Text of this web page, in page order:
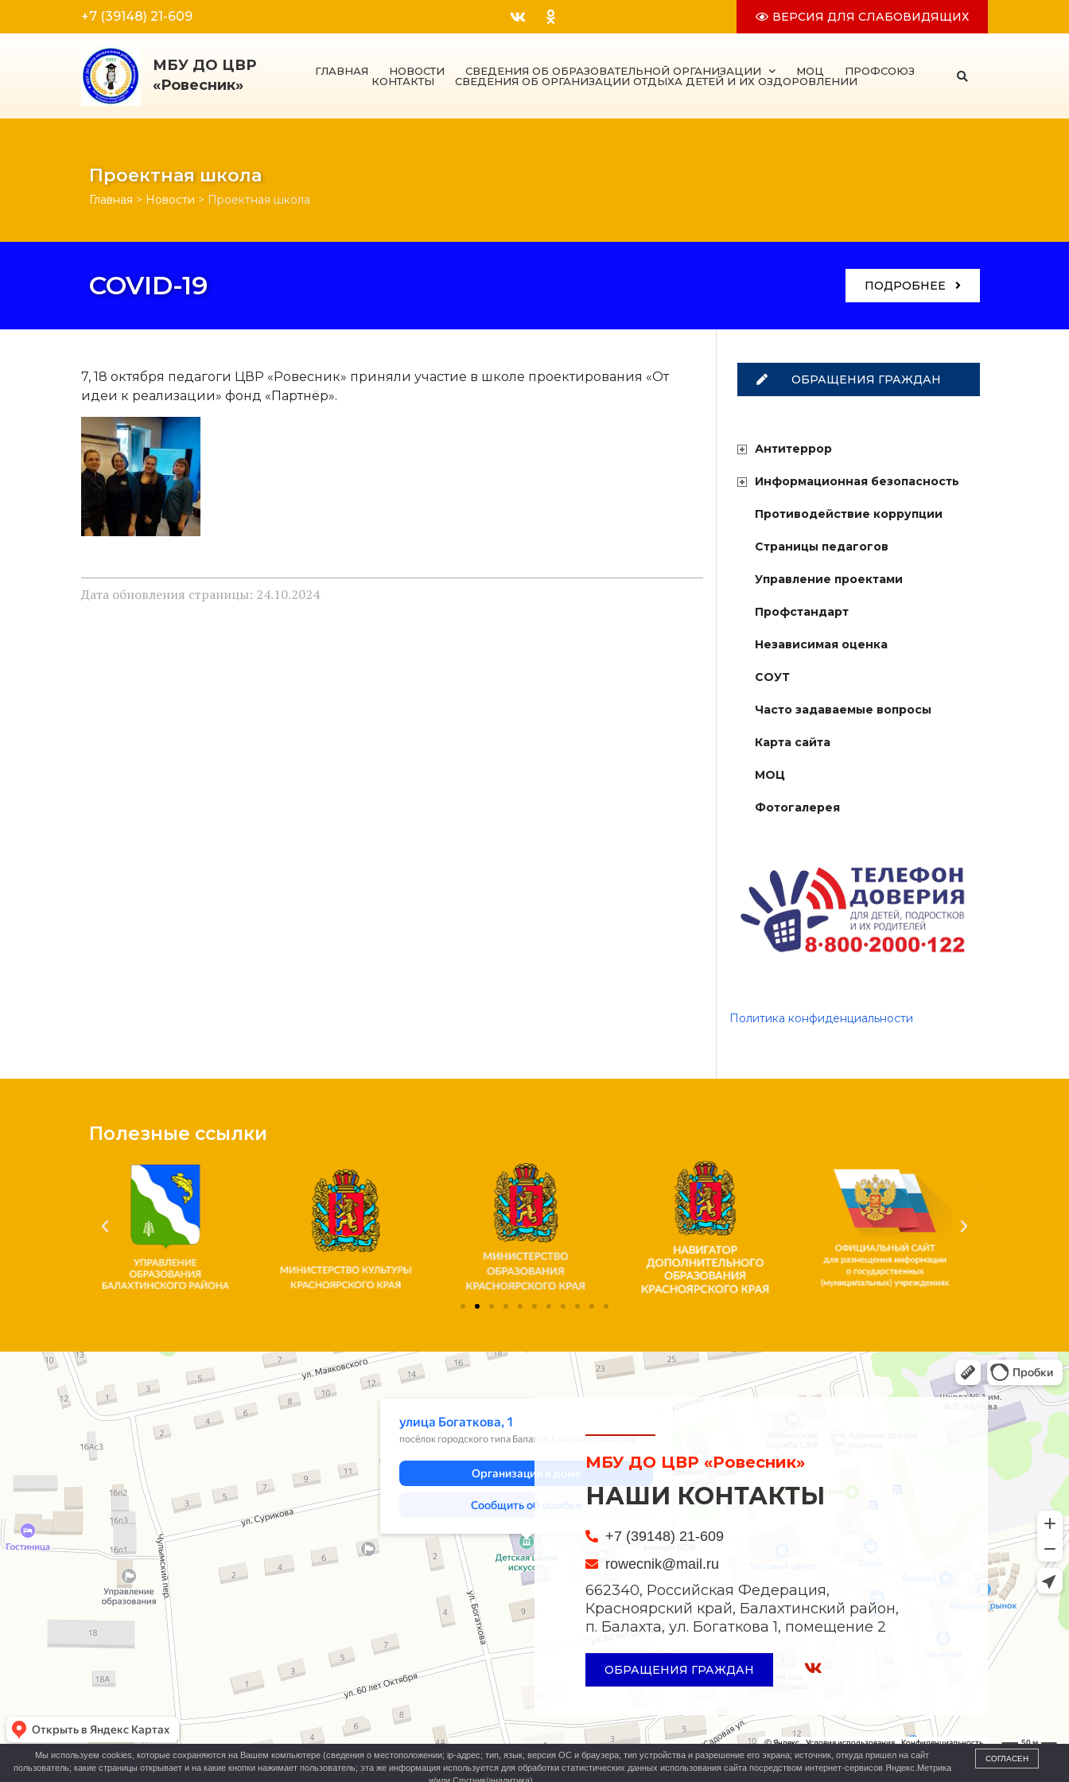
+7 (39148) 21-609 ВЕРСИЯ ДЛЯ СЛАБОВИДЯЩИХ
МБУ ДО ЦВР
«Ровесник»
ГЛАВНАЯ НОВОСТИ СВЕДЕНИЯ ОБ ОБРАЗОВАТЕЛЬНОЙ ОРГАНИЗАЦИИ МОЦ
ПРОФСОЮЗ
КОНТАКТЫ
СВЕДЕНИЯ ОБ ОРГАНИЗАЦИИ ОТДЫХА ДЕТЕЙ И ИХ ОЗДОРОВЛЕНИИ
Проектная школа
Главная > Новости > Проектная школа
COVID-19 ПОДРОБНЕЕ
7, 18 октября педагоги ЦВР «Ровесник» приняли участие в школе проектирования «От
идеи к реализации» фонд «Партнёр».
Дата обновления страницы: 24.10.2024
ОБРАЩЕНИЯ ГРАЖДАН
Антитеррор
Информационная безопасность
Противодействие коррупции
Страницы педагогов
Управление проектами
Профстандарт
Независимая оценка
СОУТ
Часто задаваемые вопросы
Карта сайта
МОЦ
Фотогалерея
Политика конфиденциальности
Полезные ссылки
Красноярский край
Улица Богаткова, 1 на карте Красноярского края — Яндекс.Карты
МБУ ДО ЦВР «Ровесник»
НАШИ КОНТАКТЫ
+7 (39148) 21-609
rowecnik@mail.ru
662340, Российская Федерация,
Красноярский край, Балахтинский район,
п. Балахта, ул. Богаткова 1, помещение 2
ОБРАЩЕНИЯ ГРАЖДАН
Мы используем cookies, которые сохраняются на Вашем компьютере (сведения о местоположении; ip-адрес; тип, язык, версия ОС и браузера; тип устройства и разрешение его экрана; источник, откуда пришел на сайт
пользователь; какие страницы открывает и на какие кнопки нажимает пользователь; эта же информация используется для обработки статистических данных использования сайта посредством интернет-сервисов Яндекс.Метрика
СОГЛАСЕН